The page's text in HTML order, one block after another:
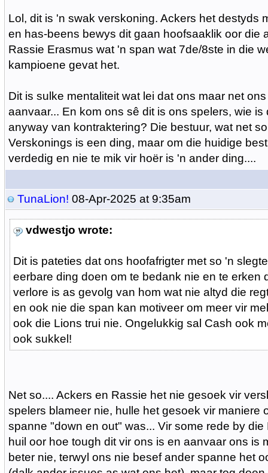
Lol, dit is 'n swak verskoning. Ackers het destyds
en has-beens bewys dit gaan hoofsaaklik oor die
Rassie Erasmus wat 'n span wat 7de/8ste in die
kampioene gevat het.
Dit is sulke mentaliteit wat lei dat ons maar net
aanvaar... En kom ons sê dit is ons spelers, wie is
anyway van kontraktering? Die bestuur, wat net
Verskonings is een ding, maar om die huidige
verdedig en nie te mik vir hoër is 'n ander ding....
TunaLion! 08-Apr-2025 at 9:35am
vdwestjo wrote:
Dit is pateties dat ons hoofafrigter met so 'n
eerbare ding doen om te bedank nie en te erken
verlore is as gevolg van hom wat nie altyd die
en ook nie die span kan motiveer om meer vir
ook die Lions trui nie. Ongelukkig sal Cash ook
ook sukkel!
Net so.... Ackers en Rassie het nie gesoek vir
spelers blameer nie, hulle het gesoek vir maniere
spanne "down en out" was... Vir some rede by
huil oor hoe tough dit vir ons is en aanvaar ons is
beter nie, terwyl ons nie besef ander spanne het